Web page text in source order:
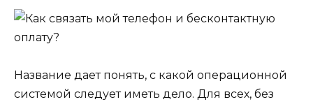
Название дает понять, с какой операционной
системой следует иметь дело. Для всех, без